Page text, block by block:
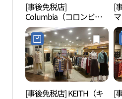
[事後免税店]
Columbia（コロンビ
ア）・マリオアウトレッ
ト2館店(컬럼비아 마리오
아울렛 2관점)
[
(
3
[事後免税店] KEITH（キ
[